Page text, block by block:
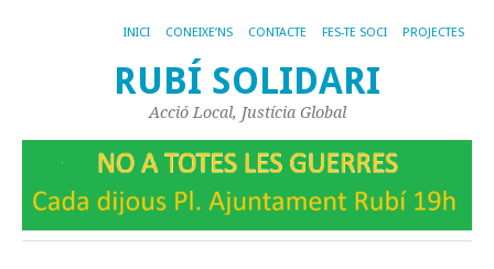
INICI CONEIXE’NS CONTACTE FES-TE SOCI PROJECTES
RUBÍ SOLIDARI
Acció Local, Justícia Global